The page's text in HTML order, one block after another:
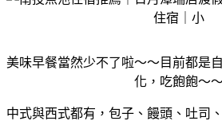
美味早餐當然少不了啦～～目前都是
化，吃飽飽～
中式與西式都有，包子、饅頭、吐司